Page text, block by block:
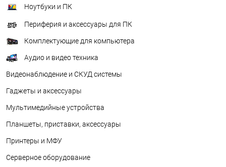
Ноутбуки и ПК
Периферия и аксессуары для ПК
Комплектующие для компьютера
Аудио и видео техника
Видеонаблюдение и СКУД системы
Гаджеты и аксессуары
Мультимедийные устройства
Планшеты, приставки, аксессуары
Принтеры и МФУ
Серверное оборудование